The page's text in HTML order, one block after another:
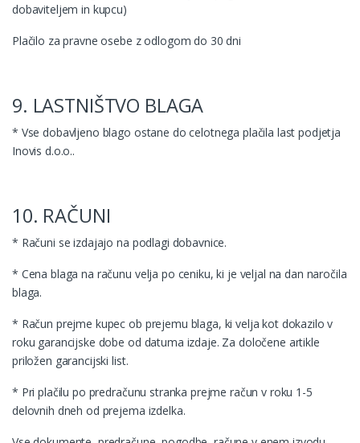
dobaviteljem in kupcu)
Plačilo za pravne osebe z odlogom do 30 dni
9. LASTNIŠTVO BLAGA
* Vse dobavljeno blago ostane do celotnega plačila last podjetja
Inovis d.o.o..
10. RAČUNI
* Računi se izdajajo na podlagi dobavnice.
* Cena blaga na računu velja po ceniku, ki je veljal na dan naročila
blaga.
* Račun prejme kupec ob prejemu blaga, ki velja kot dokazilo v
roku garancijske dobe od datuma izdaje. Za določene artikle
priložen garancijski list.
* Pri plačilu po predračunu stranka prejme račun v roku 1-5
delovnih dneh od prejema izdelka.